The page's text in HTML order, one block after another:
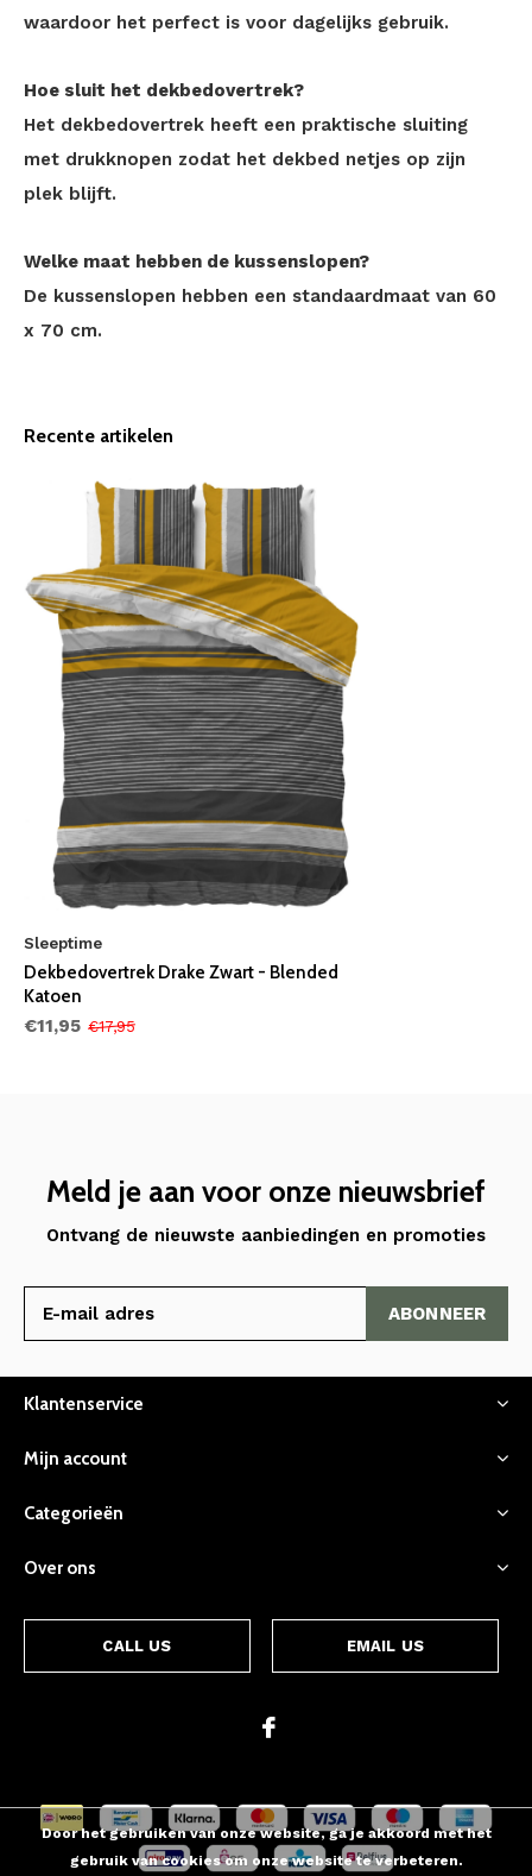
waardoor het perfect is voor dagelijks gebruik.
Hoe sluit het dekbedovertrek?
Het dekbedovertrek heeft een praktische sluiting
met drukknopen zodat het dekbed netjes op zijn
plek blijft.
Welke maat hebben de kussenslopen?
De kussenslopen hebben een standaardmaat van 60
x 70 cm.
Recente artikelen
Sleeptime
Dekbedovertrek Drake Zwart - Blended
Katoen
€11,95 €17,95
Meld je aan voor onze nieuwsbrief
Ontvang de nieuwste aanbiedingen en promoties
ABONNEER
Klantenservice
Mijn account
Categorieën
Over ons
CALL US EMAIL US
Door het gebruiken van onze website, ga je akkoord met het
gebruik van cookies om onze website te verbeteren.